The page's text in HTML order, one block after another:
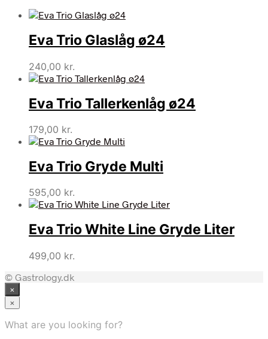
Eva Trio Glaslåg ø24
240,00 kr.
Eva Trio Tallerkenlåg ø24
179,00 kr.
Eva Trio Gryde Multi
595,00 kr.
Eva Trio White Line Gryde Liter
499,00 kr.
© Gastrology.dk
×
×
What are you looking for?